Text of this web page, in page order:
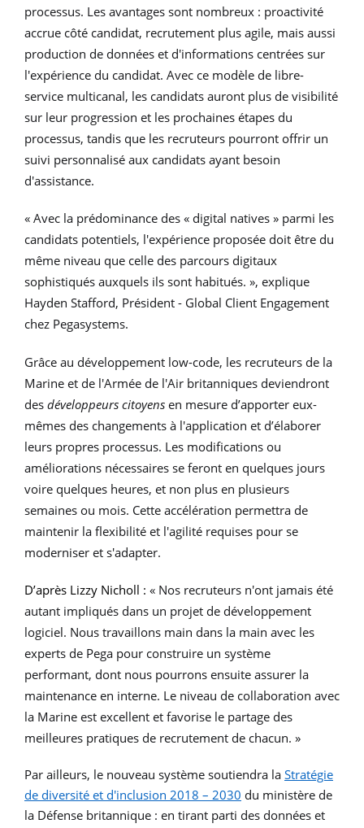
processus. Les avantages sont nombreux : proactivité
accrue côté candidat, recrutement plus agile, mais aussi
production de données et d'informations centrées sur
l'expérience du candidat. Avec ce modèle de libre-
service multicanal, les candidats auront plus de visibilité
sur leur progression et les prochaines étapes du
processus, tandis que les recruteurs pourront offrir un
suivi personnalisé aux candidats ayant besoin
d'assistance.
« Avec la prédominance des « digital natives » parmi les
candidats potentiels, l'expérience proposée doit être du
même niveau que celle des parcours digitaux
sophistiqués auxquels ils sont habitués. », explique
Hayden Stafford, Président - Global Client Engagement
chez Pegasystems.
Grâce au développement low-code, les recruteurs de la
Marine et de l'Armée de l'Air britanniques deviendront
des développeurs citoyens en mesure d’apporter eux-
mêmes des changements à l'application et d’élaborer
leurs propres processus. Les modifications ou
améliorations nécessaires se feront en quelques jours
voire quelques heures, et non plus en plusieurs
semaines ou mois. Cette accélération permettra de
maintenir la flexibilité et l'agilité requises pour se
moderniser et s'adapter.
D’après Lizzy Nicholl : « Nos recruteurs n'ont jamais été
autant impliqués dans un projet de développement
logiciel. Nous travaillons main dans la main avec les
experts de Pega pour construire un système
performant, dont nous pourrons ensuite assurer la
maintenance en interne. Le niveau de collaboration avec
la Marine est excellent et favorise le partage des
meilleures pratiques de recrutement de chacun. »
Par ailleurs, le nouveau système soutiendra la Stratégie
de diversité et d'inclusion 2018 – 2030 du ministère de
la Défense britannique : en tirant parti des données et